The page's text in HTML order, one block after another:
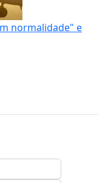
normalidade" e